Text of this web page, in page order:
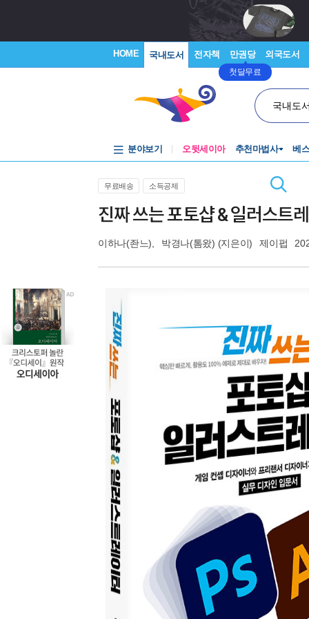
HOME 국내도서 전자책 만권당
첫달무료
외국도서
국내도
분야보기 오뒷세이아 추천마법사 베
무료배송 소득공제
진짜 쓰는 포토샵 & 일러스트
이하나(좐느) 박경나(톰왔) (지은이) 제이펍